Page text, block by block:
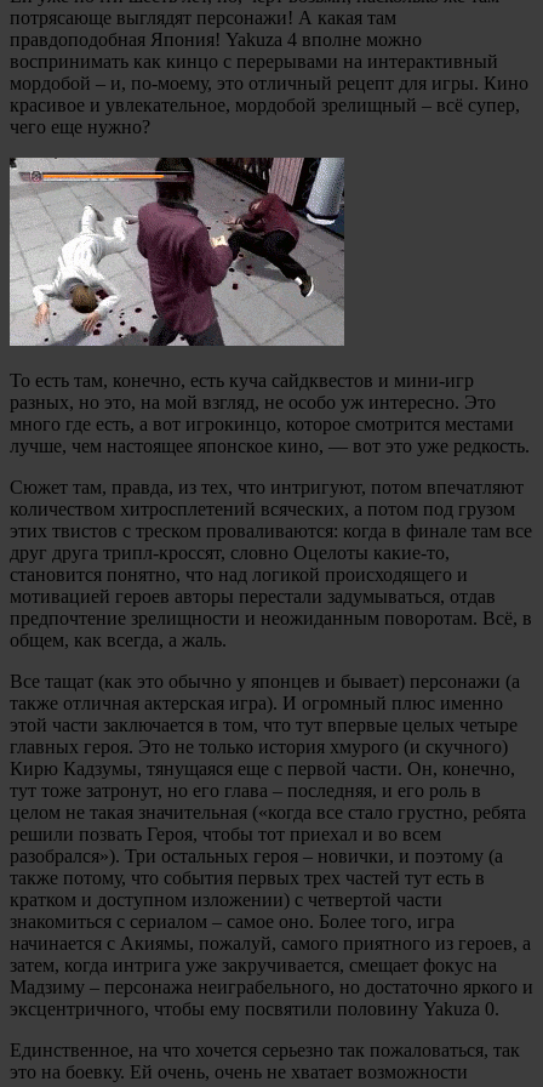
потрясающе выглядят персонажи! А какая там
правдоподобная Япония! Yakuza 4 вполне можно
воспринимать как кинцо с перерывами на интерактивный
мордобой – и, по-моему, это отличный рецепт для игры. Кино
красивое и увлекательное, мордобой зрелищный – всё супер,
чего еще нужно?
То есть там, конечно, есть куча сайдквестов и мини-игр
разных, но это, на мой взгляд, не особо уж интересно. Это
много где есть, а вот игрокинцо, которое смотрится местами
лучше, чем настоящее японское кино, — вот это уже редкость.
Сюжет там, правда, из тех, что интригуют, потом впечатляют
количеством хитросплетений всяческих, а потом под грузом
этих твистов с треском проваливаются: когда в финале там все
друг друга трипл-кроссят, словно Оцелоты какие-то,
становится понятно, что над логикой происходящего и
мотивацией героев авторы перестали задумываться, отдав
предпочтение зрелищности и неожиданным поворотам. Всё, в
общем, как всегда, а жаль.
Все тащат (как это обычно у японцев и бывает) персонажи (а
также отличная актерская игра). И огромный плюс именно
этой части заключается в том, что тут впервые целых четыре
главных героя. Это не только история хмурого (и скучного)
Кирю Кадзумы, тянущаяся еще с первой части. Он, конечно,
тут тоже затронут, но его глава – последняя, и его роль в
целом не такая значительная («когда все стало грустно, ребята
решили позвать Героя, чтобы тот приехал и во всем
разобрался»). Три остальных героя – новички, и поэтому (а
также потому, что события первых трех частей тут есть в
кратком и доступном изложении) с четвертой части
знакомиться с сериалом – самое оно. Более того, игра
начинается с Акиямы, пожалуй, самого приятного из героев, а
затем, когда интрига уже закручивается, смещает фокус на
Мадзиму – персонажа неиграбельного, но достаточно яркого и
эксцентричного, чтобы ему посвятили половину Yakuza 0.
Единственное, на что хочется серьезно так пожаловаться, так
это на боевку. Ей очень, очень не хватает возможности